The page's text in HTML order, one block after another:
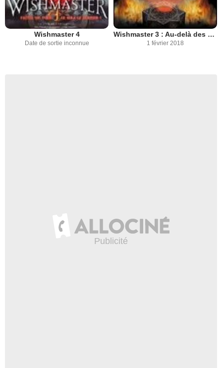
Wishmaster 4
Date de sortie inconnue
Wishmaster 3 : Au-delà des portes (V)
1 février 2018